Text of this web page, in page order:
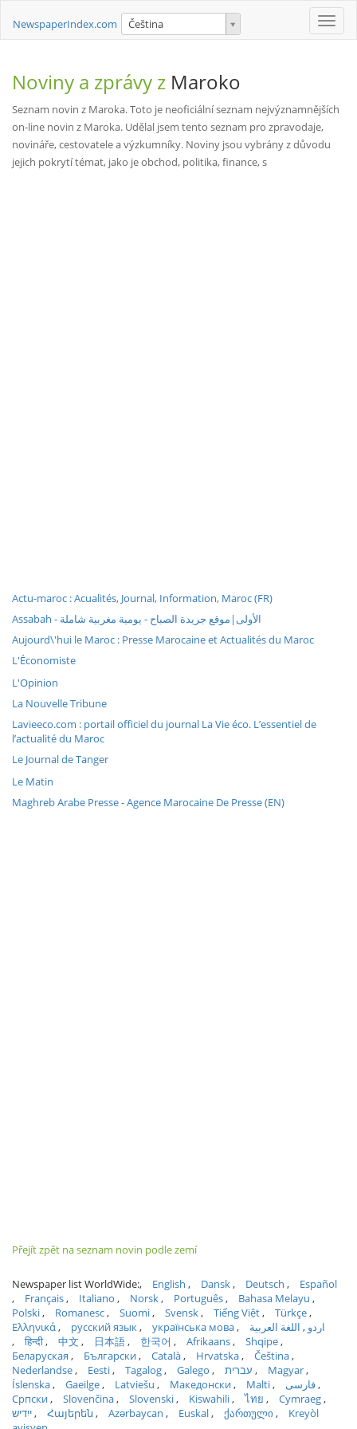
Toggle
NewspaperIndex.com Čeština
Noviny a zprávy z Maroko
Seznam novin z Maroka. Toto je neoficiální seznam nejvýznamnějších
on-line novin z Maroka. Udělal jsem tento seznam pro zpravodaje,
novináře, cestovatele a výzkumníky. Noviny jsou vybrány z důvodu
jejich pokrytí témat, jako je obchod, politika, finance, s
Actu-maroc : Acualités, Journal, Information, Maroc (FR)
Assabah - الأولى|موقع جريدة الصباح - يومية مغربية شاملة
Aujourd\'hui le Maroc : Presse Marocaine et Actualités du Maroc
L'Économiste
L'Opinion
La Nouvelle Tribune
Lavieeco.com : portail officiel du journal La Vie éco. L’essentiel de
l’actualité du Maroc
Le Journal de Tanger
Le Matin
Maghreb Arabe Presse - Agence Marocaine De Presse (EN)
Přejít zpět na seznam novin podle zemí
Newspaper list WorldWide: English Dansk Deutsch
Español
Français
Italiano Norsk Português
Bahasa Melayu
Polski
Romanesc Suomi Svensk Tiếng Việt
Türkçe
Ελληνικά
русский язык українська мова اردو
اللغة العربية
हिन्दी
中文 日本語 한국어 Afrikaans
Shqipe
Беларуская
Български Català Hrvatska
Čeština
Nederlandse
Eesti Tagalog Galego עברית
Magyar
Íslenska
Gaeilge Latviešu Македонски Malti
فارسی
Српски
Slovenčina Slovenski Kiswahili ไทย
Cymraeg
ייִדיש
Հայերեն Azərbaycan Euskal ქართული
Kreyòl